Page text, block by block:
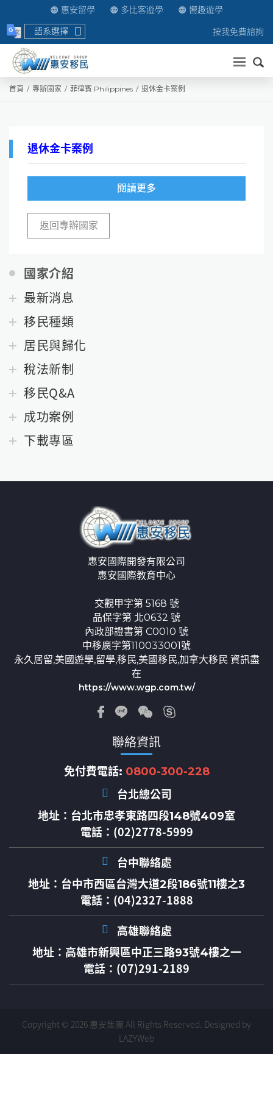
惠安留學 多比客遊學
嚮趣遊學
語系選擇
按我免費諮詢
送出
首頁 專辦國家 菲律賓 Philippines 退休金卡案例
國家介紹
最新消息
移民種類
居民與歸化
稅法新制
移民Q&A
成功案例
下載專區
退休金卡案例
閱讀更多
返回專辦國家
惠安國際開發有限公司
惠安國際教育中心
交觀甲字第 5168 號
品保字第 北0632 號
內政部證書第 C0010 號
中移廣字第110033001號
永久居留,美國遊學,留學,移民,美國移民,加拿大移民 資訊盡
在
https://www.wgp.com.tw/
聯絡資訊
免付費電話: 0800-300-228
台北總公司
地址： 台北市忠孝東路四段148號409室
電話：(02)2778-5999
台中聯絡處
地址： 台中市西區台灣大道2段186號11樓之3
電話：(04)2327-1888
高雄聯絡處
地址： 高雄市新興區中正三路93號4樓之一
電話：(07)291-2189
Copyright © 2026 惠安集團 All Rights Reserved. Designed by
LAZYWeb